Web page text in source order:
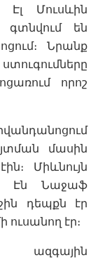
Մուսևին
են
Նրանք
որոշ
մասին
Միևնույն
Էն Նաջաֆ
դեպքն էր
էր։
ազգային